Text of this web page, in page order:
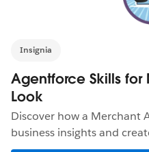
Insignia
Agentforce Skills
Look
Discover how a Merchant
business insights and